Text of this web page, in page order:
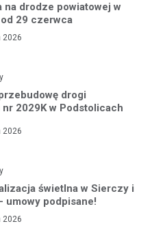
na drodze powiatowej w
29 czerwca
2026
drogi
nr 2029K w Podstolicach
2026
świetlna w Sierczy i
umowy podpisane!
2026